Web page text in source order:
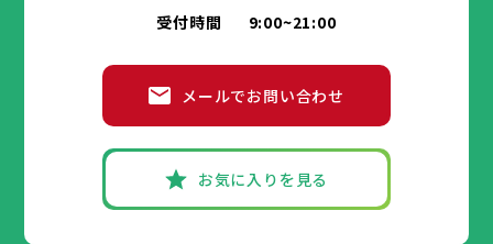
受付時間 9:00~21:00
メールでお問い合わせ
お気に入りを見る